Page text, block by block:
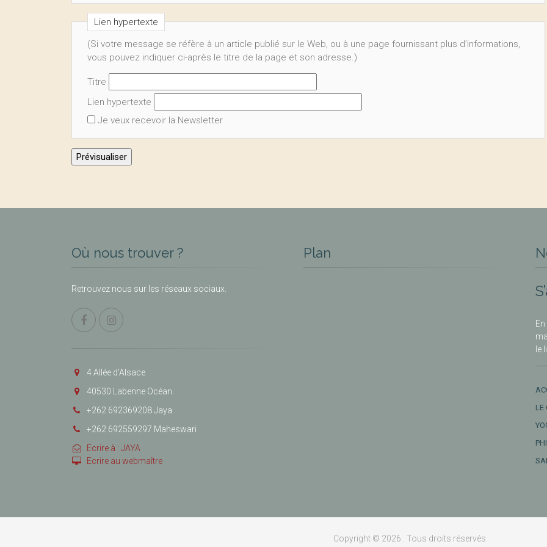
Lien hypertexte
(Si votre message se réfère à un article publié sur le Web, ou à une page fournissant plus d’informations,
vous pouvez indiquer ci-après le titre de la page et son adresse.)
Titre
Lien hypertexte
Je veux recevoir la Newsletter
Où nous trouver ?
Retrouvez nous sur les réseaux sociaux.
4 Allée d’Alsace
40530 Labenne Océan
+262 692369208 Jaya
+262 692559297 Maheswari
Ecrire à : JAYA
Ecrire au webmaître
Plan
le
LE
Copyright © 2026 . Tous droits réservés.